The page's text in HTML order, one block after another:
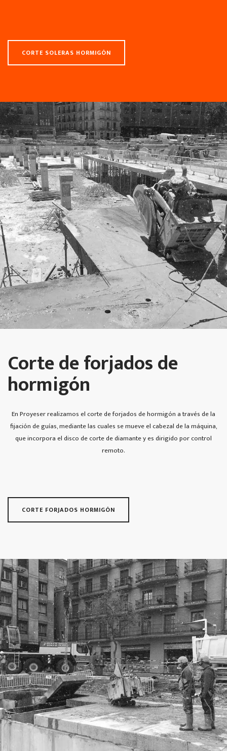
CORTE SOLERAS HORMIGÓN
Corte de forjados de
hormigón
En Proyeser realizamos el corte de forjados de hormigón a través de la
fijación de guías, mediante las cuales se mueve el cabezal de la máquina,
que incorpora el disco de corte de diamante y es dirigido por control
remoto.
CORTE FORJADOS HORMIGÓN